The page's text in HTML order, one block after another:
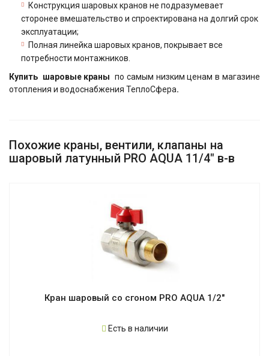
Конструкция шаровых кранов не подразумевает
сторонее вмешательство и спроектирована на долгий срок
эксплуатации;
Полная линейка шаровых кранов, покрывает все
потребности монтажников.
Купить шаровые краныпо самым низким ценам в магазине
отопления и водоснабжения ТеплоСфера.
Похожие краны, вентили, клапаны на
шаровый латунный PRO AQUA 11/4" в-в
Кран шаровый со сгоном PRO AQUA 1/2"
Есть в наличии